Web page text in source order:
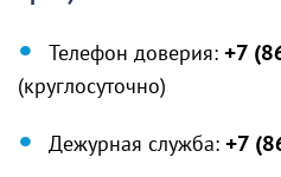
Телефон доверия: +7
(круглосуточно)
Дежурная служба: +7